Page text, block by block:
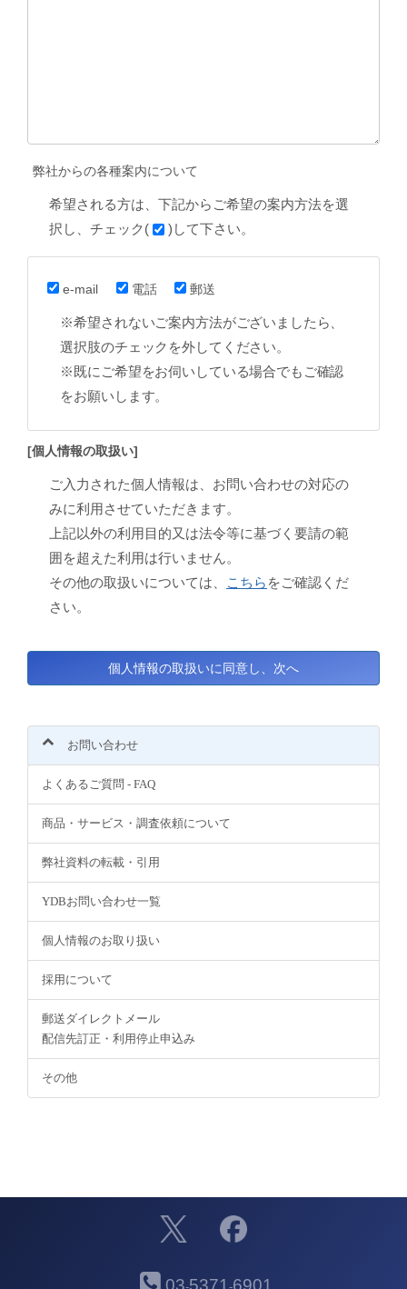
弊社からの各種案内について
希望される方は、下記からご希望の案内方法を選
択し、チェック(
)して下さい。
e-mail 電話 郵送
※希望されないご案内方法がございましたら、
選択肢のチェックを外してください。
※既にご希望をお伺いしている場合でもご確認
をお願いします。
[個人情報の取扱い]
ご入力された個人情報は、お問い合わせの対応の
みに利用させていただきます。
上記以外の利用目的又は法令等に基づく要請の範
囲を超えた利用は行いません。
その他の取扱いについては、
こちら をご確認くだ
さい。
お問い合わせ
よくあるご質問 - FAQ
商品・サービス・調査依頼について
弊社資料の転載・引用
YDBお問い合わせ一覧
個人情報のお取り扱い
採用について
郵送ダイレクトメール
配信先訂正・利用停止申込み
その他